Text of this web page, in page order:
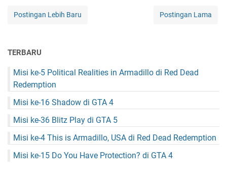
Postingan Lebih Baru Postingan Lama
TERBARU
Misi ke-5 Political Realities in Armadillo di Red Dead
Redemption
Misi ke-16 Shadow di GTA 4
Misi ke-36 Blitz Play di GTA 5
Misi ke-4 This is Armadillo, USA di Red Dead Redemption
Misi ke-15 Do You Have Protection? di GTA 4